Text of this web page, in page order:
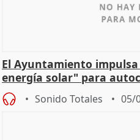
El Ayuntamiento
energía solar" para
Sonido Totales 05/